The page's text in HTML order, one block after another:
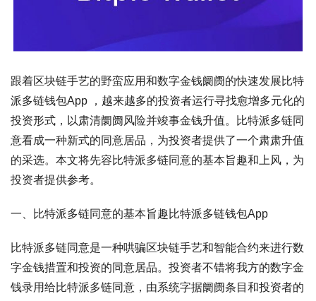
跟着区块链手艺的野蛮应用和数字金钱阛阓的快速发展比特
派多链钱包App ，越来越多的投资者运行寻找愈增多元化的
投资形式，以肃清阛阓风险并竣事金钱升值。比特派多链同
意看成一种新式的同意居品，为投资者提供了一个肃肃升值
的采选。本文将先容比特派多链同意的基本旨趣和上风，为
投资者提供参考。
一、比特派多链同意的基本旨趣比特派多链钱包App
比特派多链同意是一种哄骗区块链手艺和智能合约来进行数
字金钱措置和投资的同意居品。投资者不错将我方的数字金
钱录用给比特派多链同意，由系统字据阛阓条目和投资者的